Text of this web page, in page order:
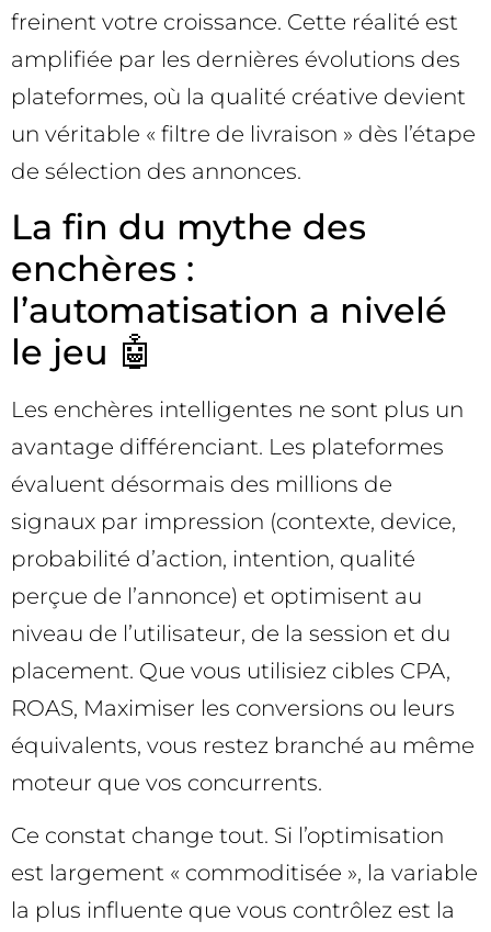
freinent votre croissance. Cette réalité est
amplifiée par les dernières évolutions des
plateformes, où la qualité créative devient
un véritable « filtre de livraison » dès l’étape
de sélection des annonces.
La fin du mythe des
enchères :
l’automatisation a nivelé
le jeu 🤖
Les enchères intelligentes ne sont plus un
avantage différenciant. Les plateformes
évaluent désormais des millions de
signaux par impression (contexte, device,
probabilité d’action, intention, qualité
perçue de l’annonce) et optimisent au
niveau de l’utilisateur, de la session et du
placement. Que vous utilisiez cibles CPA,
ROAS, Maximiser les conversions ou leurs
équivalents, vous restez branché au même
moteur que vos concurrents.
Ce constat change tout. Si l’optimisation
est largement « commoditisée », la variable
la plus influente que vous contrôlez est la